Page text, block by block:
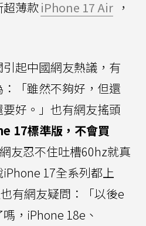
薄款iPhone 17 Air ，
起中國網友熱議，有
「雖然不夠好，但還
好。」也有網友搖頭
17標準版，不會買
友忍不住吐槽60hz就真
17全系列都上
有網友疑問：「以後e
，iPhone 18e、